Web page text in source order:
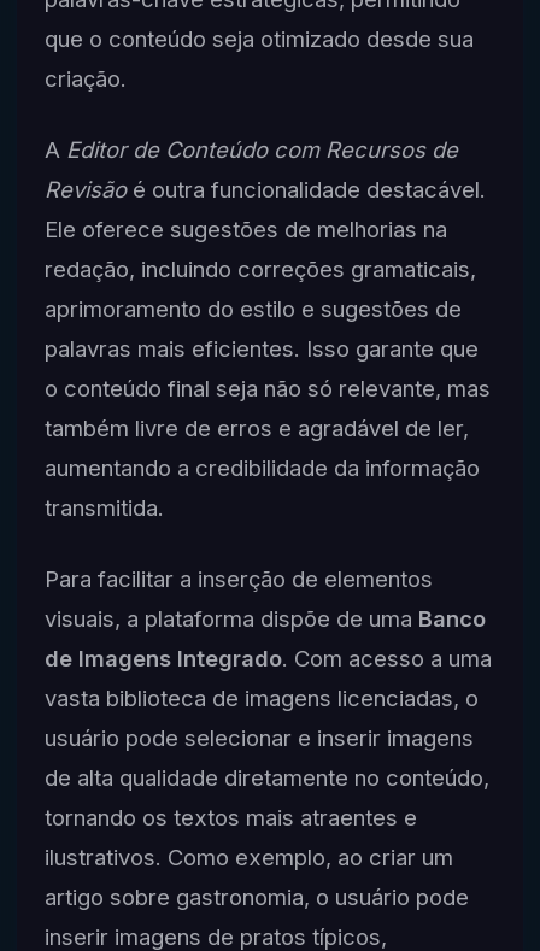
que o conteúdo seja otimizado desde sua
criação.
A Editor de Conteúdo com Recursos de
Revisãoé outra funcionalidade destacável.
Ele oferece sugestões de melhorias na
redação, incluindo correções gramaticais,
aprimoramento do estilo e sugestões de
palavras mais eficientes. Isso garante que
o conteúdo final seja não só relevante, mas
também livre de erros e agradável de ler,
aumentando a credibilidade da informação
transmitida.
Para facilitar a inserção de elementos
visuais, a plataforma dispõe de uma Banco
de Imagens Integrado. Com acesso a uma
vasta biblioteca de imagens licenciadas, o
usuário pode selecionar e inserir imagens
de alta qualidade diretamente no conteúdo,
tornando os textos mais atraentes e
ilustrativos. Como exemplo, ao criar um
artigo sobre gastronomia, o usuário pode
inserir imagens de pratos típicos,